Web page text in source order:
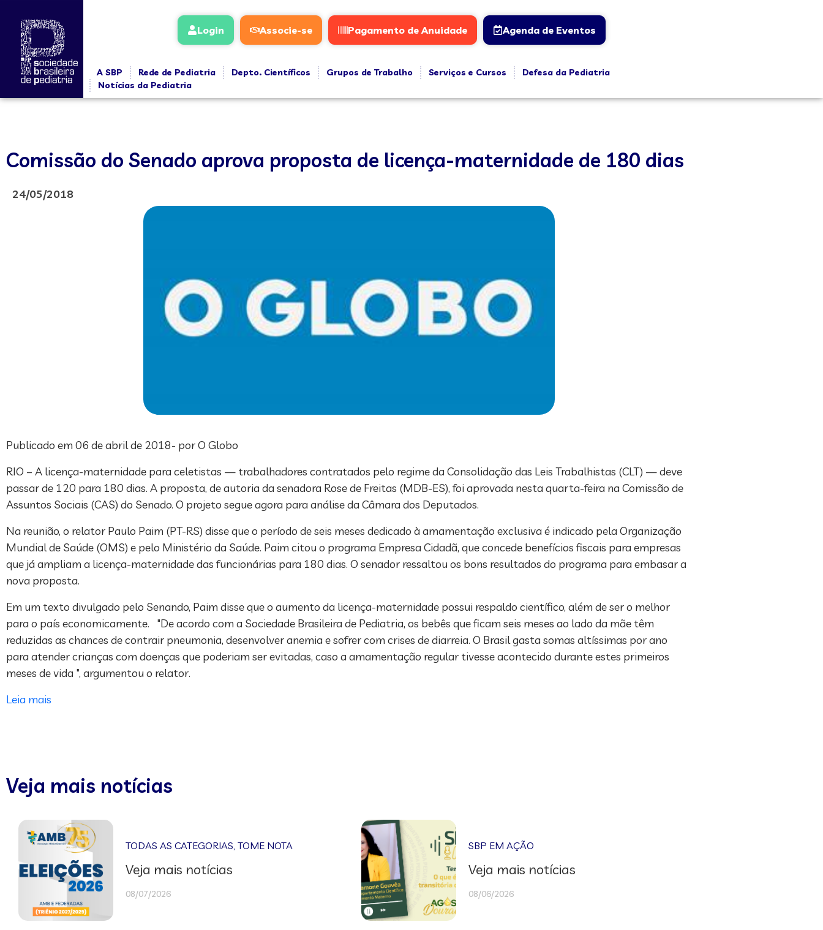
Login Associe-se Pagamento de Anuidade Agenda de Eventos
A SBP Rede de Pediatria Depto. Científicos Grupos de Trabalho Serviços e Cursos
Defesa da Pediatria
Notícias da Pediatria
Comissão do Senado aprova proposta de licença-maternidade de 180 dias
24/05/2018
Publicado em 06 de abril de 2018- por O Globo
RIO – A licença-maternidade para celetistas — trabalhadores contratados pelo regime da Consolidação das Leis Trabalhistas (CLT) — deve
passar de 120 para 180 dias. A proposta, de autoria da senadora Rose de Freitas (MDB-ES), foi aprovada nesta quarta-feira na Comissão de
Assuntos Sociais (CAS) do Senado. O projeto segue agora para análise da Câmara dos Deputados.
Na reunião, o relator Paulo Paim (PT-RS) disse que o período de seis meses dedicado à amamentação exclusiva é indicado pela Organização
Mundial de Saúde (OMS) e pelo Ministério da Saúde. Paim citou o programa Empresa Cidadã, que concede benefícios fiscais para empresas
que já ampliam a licença-maternidade das funcionárias para 180 dias. O senador ressaltou os bons resultados do programa para embasar a
nova proposta.
Em um texto divulgado pelo Senando, Paim disse que o aumento da licença-maternidade possui respaldo científico, além de ser o melhor
para o país economicamente. "De acordo com a Sociedade Brasileira de Pediatria, os bebês que ficam seis meses ao lado da mãe têm
reduzidas as chances de contrair pneumonia, desenvolver anemia e sofrer com crises de diarreia. O Brasil gasta somas altíssimas por ano
para atender crianças com doenças que poderiam ser evitadas, caso a amamentação regular tivesse acontecido durante estes primeiros
meses de vida ", argumentou o relator.
Leia mais
Veja mais notícias
TODAS AS CATEGORIAS ,TOME NOTA
Veja mais notícias
08/07/2026
SBP EM AÇÃO
Veja mais notícias
08/06/2026